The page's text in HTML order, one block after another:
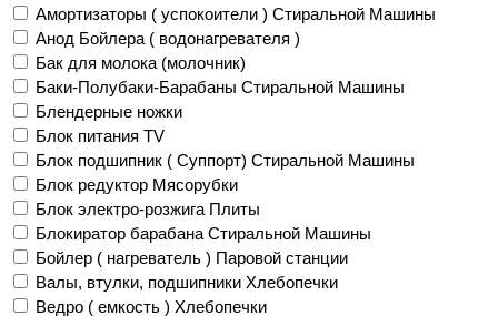
Амортизаторы ( успокоители ) Стиральной Машины
Анод Бойлера ( водонагревателя )
Бак для молока (молочник)
Баки-Полубаки-Барабаны Стиральной Машины
Блендерные ножки
Блок питания TV
Блок подшипник ( Суппорт) Стиральной Машины
Блок редуктор Мясорубки
Блок электро-розжига Плиты
Блокиратор барабана Стиральной Машины
Бойлер ( нагреватель ) Паровой станции
Валы, втулки, подшипники Хлебопечки
Ведро ( емкость ) Хлебопечки